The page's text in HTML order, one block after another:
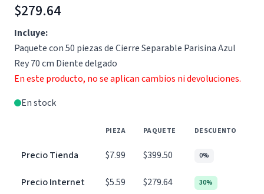
$279.64
Incluye:
Paquete con 50 piezas de Cierre Separable Parisina Azul
Rey 70 cm Diente delgado
En este producto, no se aplican cambios ni devoluciones.
En stock
PIEZA PAQUETE DESCUENTO
Precio Tienda $7.99 $399.50 0%
Precio Internet $5.59 $279.64 30%